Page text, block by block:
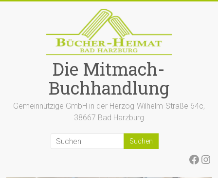
Die Mitmach-
Buchhandlung
Gemeinnützige GmbH in der Herzog-Wilhelm-Straße 64c,
38667 Bad Harzburg